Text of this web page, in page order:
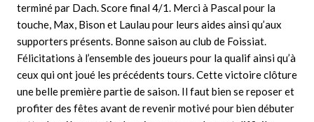
terminé par Dach. Score final 4/1. Merci à Pascal pour la
touche, Max, Bison et Laulau pour leurs aides ainsi qu’aux
supporters présents. Bonne saison au club de Foissiat.
Félicitations à l’ensemble des joueurs pour la qualif ainsi qu’à
ceux qui ont joué les précédents tours. Cette victoire clôture
une belle première partie de saison. Il faut bien se reposer et
profiter des fêtes avant de revenir motivé pour bien débuter